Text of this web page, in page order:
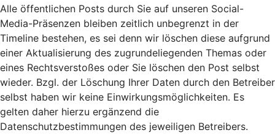
Alle öffentlichen Posts durch Sie auf unseren Social-
Media-Präsenzen bleiben zeitlich unbegrenzt in der
Timeline bestehen, es sei denn wir löschen diese aufgrund
einer Aktualisierung des zugrundeliegenden Themas oder
eines Rechtsverstoßes oder Sie löschen den Post selbst
wieder. Bzgl. der Löschung Ihrer Daten durch den Betreiber
selbst haben wir keine Einwirkungsmöglichkeiten. Es
gelten daher hierzu ergänzend die
Datenschutzbestimmungen des jeweiligen Betreibers.